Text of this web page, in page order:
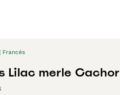
Francés
Lilac merle